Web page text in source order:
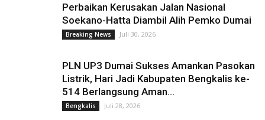
Perbaikan Kerusakan Jalan Nasional
Soekano-Hatta Diambil Alih Pemko Dumai
Breaking News Juli 30, 2026
PLN UP3 Dumai Sukses Amankan Pasokan
Listrik, Hari Jadi Kabupaten Bengkalis ke-
514 Berlangsung Aman...
Bengkalis Juli 28, 2026